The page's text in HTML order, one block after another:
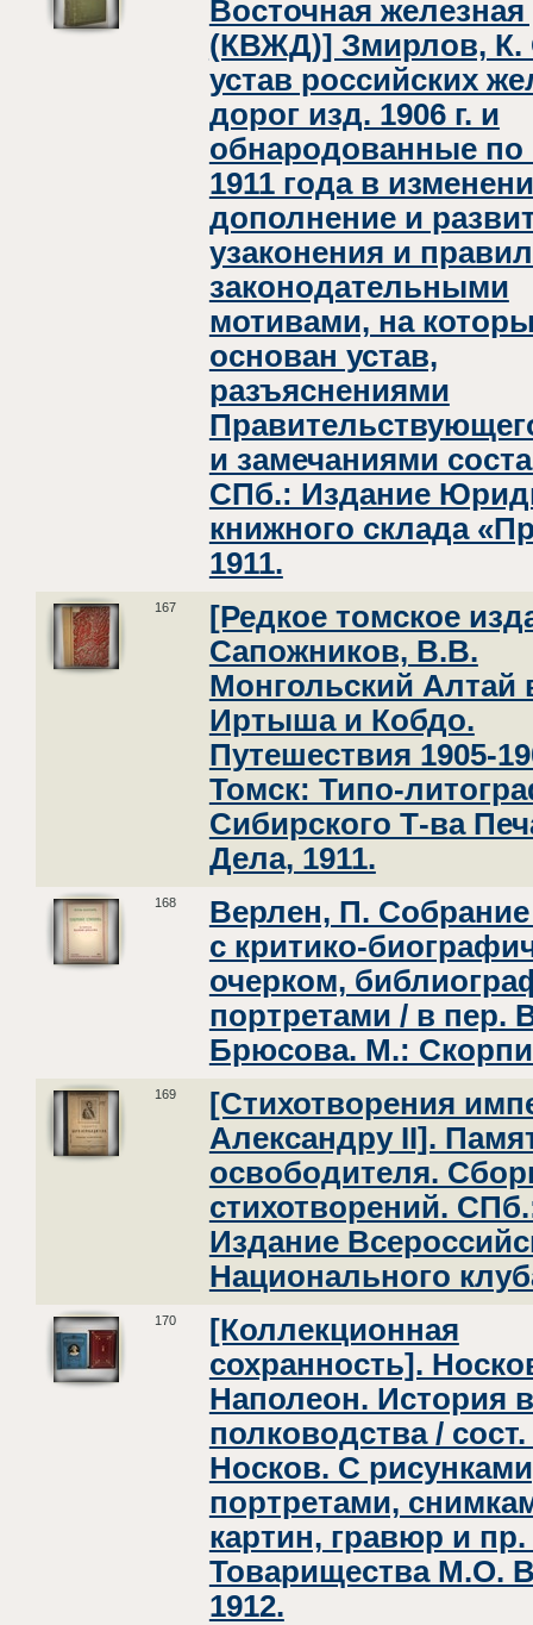
Восточная
(КВЖД)] Змирлов,
устав российских
дорог изд. 1906 г. и
обнародованные по
1911 года в
дополнение и
узаконения и
законодательными
мотивами, на
основан устав,
разъяснениями
и замечаниями
СПб.: Издание
книжного склада
1911.
167
[Редкое томское
Сапожников, В.В.
Монгольский Алтай
Иртыша и Кобдо.
Путешествия 1905-
Томск: Типо-
Сибирского Т-ва
Дела, 1911.
168
Верлен, П. Собрание
с критико-
очерком,
портретами / в пер.
Брюсова. М.:
169
[Стихотворения
Александру II].
освободителя.
стихотворений.
Издание
Национального
170
[Коллекционная
сохранность].
Наполеон. История
полководства /
Носков. С
портретами,
картин, гравюр и
Товарищества М.О.
1912.